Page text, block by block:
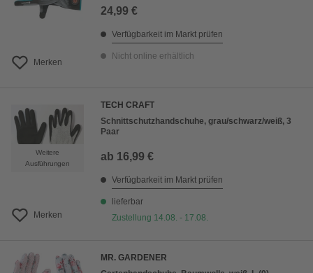
Merken
24,99 €
Verfügbarkeit im Markt prüfen
Nicht online erhältlich
Weitere
Ausführungen
Merken
TECH CRAFT
Schnittschutzhandschuhe, grau/schwarz/weiß, 3
Paar
ab 16,99 €
Verfügbarkeit im Markt prüfen
lieferbar
Zustellung 14.08. - 17.08.
MR. GARDENER